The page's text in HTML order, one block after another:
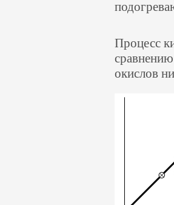
Процесс
сравнению
окислов